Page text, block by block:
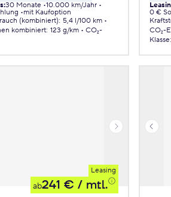
:30 Monate 10.000 km/Jahr
mit Kaufoption
(kombiniert): 5,4 l/100 km
kombiniert: 123 g/km
CO₂-
0 €
CO₂-
Klasse:
Leasing
ab241 € / mtl.